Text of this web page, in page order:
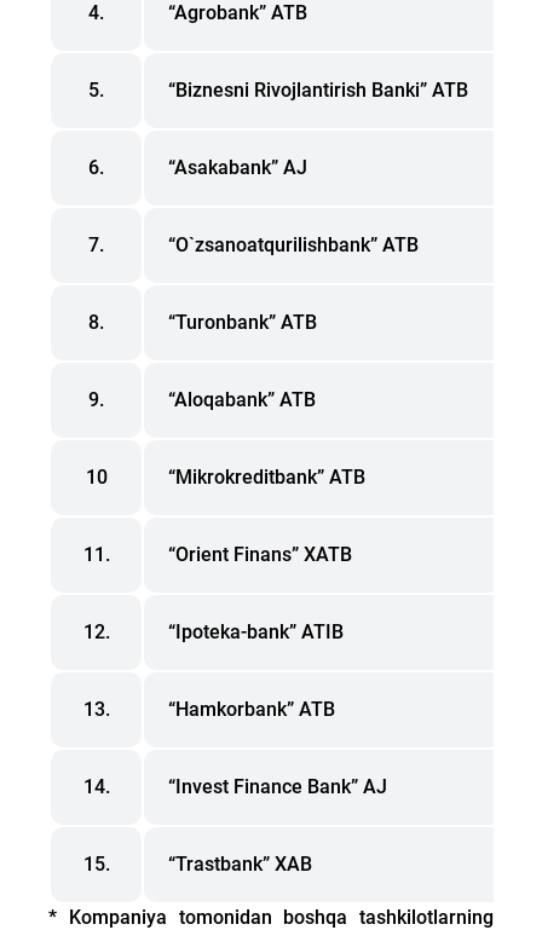
4. “Agrobank” ATB
5. “Biznesni Rivojlantirish Banki” ATB
6. “Asakabank” АJ
7. “O`zsanoatqurilishbank” ATB
8. “Turonbank” ATB
9. “Aloqabank” ATB
10 “Mikrokreditbank” ATB
11. “Orient Finans” XATB
12. “Ipoteka-bank” ATIB
13. “Hamkorbank” ATB
14. “Invest Finance Bank” АJ
15. “Trastbank” XAB
* Kompaniya tomonidan boshqa tashkilotlarning